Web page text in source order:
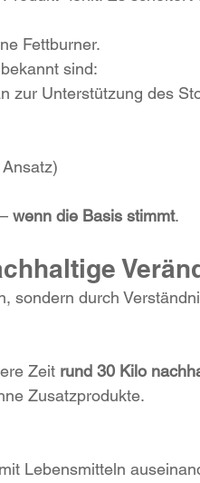
Fettburner.
sind:
zur Unterstützung des
wenn die Basis stimmt.
sondern durch
Zeit rund 30 Kilo
Zusatzprodukte.
Lebensmitteln